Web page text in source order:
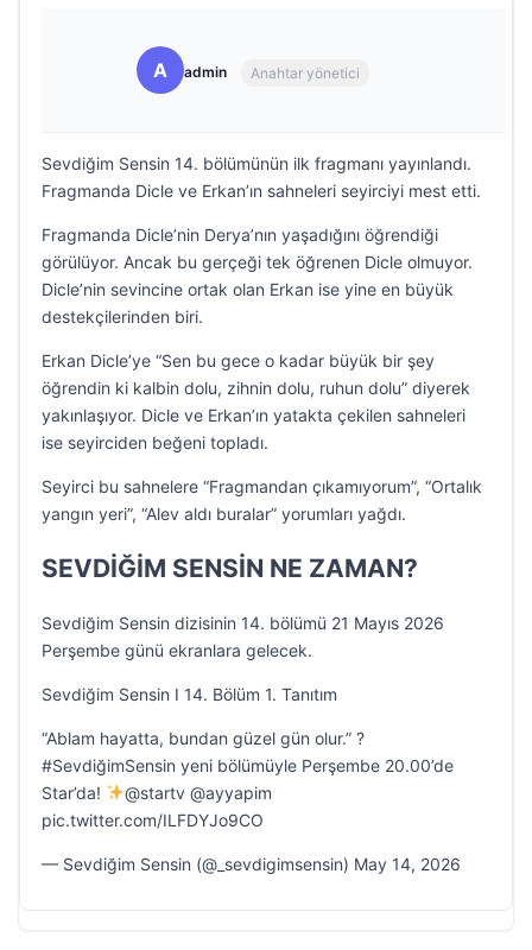
A admin Anahtar yönetici
Sevdiğim Sensin 14. bölümünün ilk fragmanı yayınlandı.
Fragmanda Dicle ve Erkan’ın sahneleri seyirciyi mest etti.
Fragmanda Dicle’nin Derya’nın yaşadığını öğrendiği
görülüyor. Ancak bu gerçeği tek öğrenen Dicle olmuyor.
Dicle’nin sevincine ortak olan Erkan ise yine en büyük
destekçilerinden biri.
Erkan Dicle’ye “Sen bu gece o kadar büyük bir şey
öğrendin ki kalbin dolu, zihnin dolu, ruhun dolu” diyerek
yakınlaşıyor. Dicle ve Erkan’ın yatakta çekilen sahneleri
ise seyirciden beğeni topladı.
Seyirci bu sahnelere “Fragmandan çıkamıyorum”, “Ortalık
yangın yeri”, “Alev aldı buralar” yorumları yağdı.
SEVDİĞİM SENSİN NE ZAMAN?
Sevdiğim Sensin dizisinin 14. bölümü 21 Mayıs 2026
Perşembe günü ekranlara gelecek.
Sevdiğim Sensin I 14. Bölüm 1. Tanıtım
“Ablam hayatta, bundan güzel gün olur.” ?
#SevdiğimSensin yeni bölümüyle Perşembe 20.00’de
Star’da!
@startv @ayyapim
pic.twitter.com/ILFDYJo9CO
— Sevdiğim Sensin (@_sevdigimsensin) May 14, 2026